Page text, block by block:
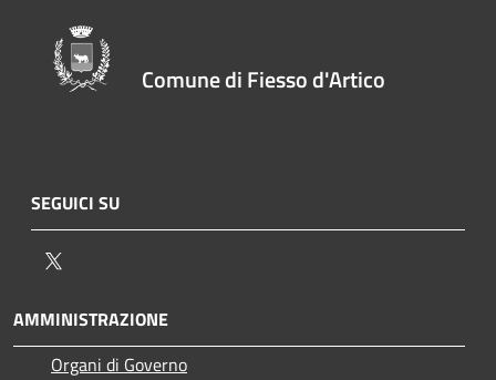
Comune di Fiesso d'Artico
SEGUICI SU
AMMINISTRAZIONE
Organi di Governo